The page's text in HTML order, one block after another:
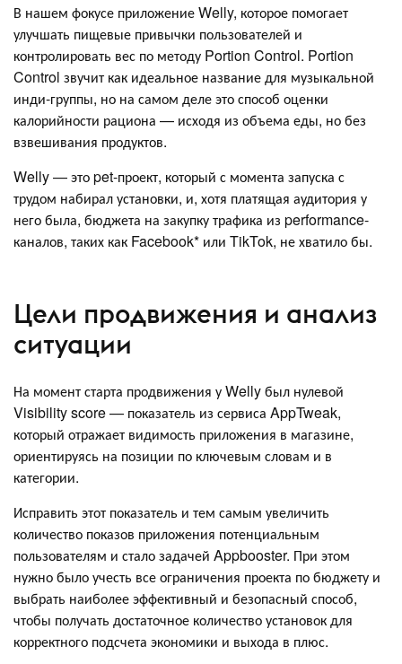
В нашем фокусе приложение Welly, которое помогает
улучшать пищевые привычки пользователей и
контролировать вес по методу Portion Control. Portion
Control звучит как идеальное название для музыкальной
инди-группы, но на самом деле это способ оценки
калорийности рациона — исходя из объема еды, но без
взвешивания продуктов.
Welly — это pet-проект, который с момента запуска с
трудом набирал установки, и, хотя платящая аудитория у
него была, бюджета на закупку трафика из performance-
каналов, таких как Facebook* или TikTok, не хватило бы.
Цели продвижения и анализ
ситуации
На момент старта продвижения у Welly был нулевой
Visibility score — показатель из сервиса AppTweak,
который отражает видимость приложения в магазине,
ориентируясь на позиции по ключевым словам и в
категории.
Исправить этот показатель и тем самым увеличить
количество показов приложения потенциальным
пользователям и стало задачей Appbooster. При этом
нужно было учесть все ограничения проекта по бюджету и
выбрать наиболее эффективный и безопасный способ,
чтобы получать достаточное количество установок для
корректного подсчета экономики и выхода в плюс.